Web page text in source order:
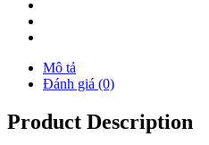
Mô tả
Đánh giá (0)
Product Description